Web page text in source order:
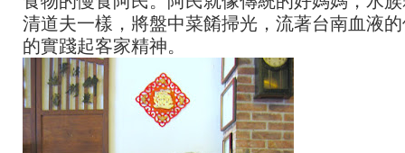
清道夫一樣，將盤中菜餚掃光，流著台南血液
的實踐起客家精神。